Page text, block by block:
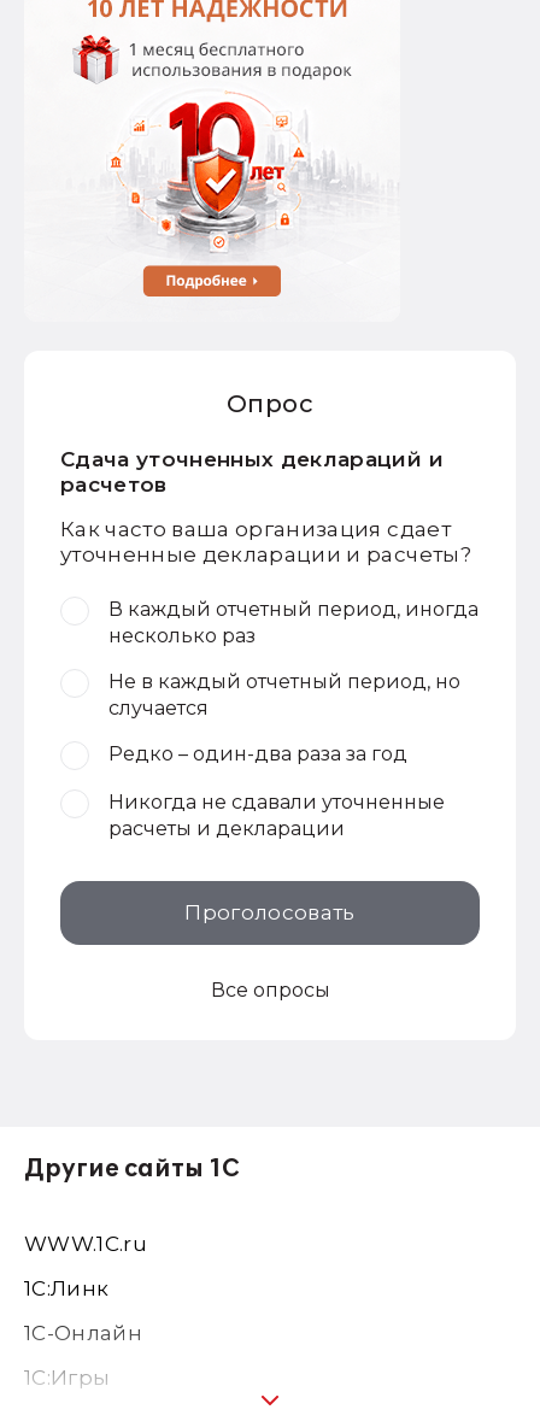
Опрос
Сдача уточненных деклараций и
расчетов
Как часто ваша организация сдает
уточненные декларации и расчеты?
В каждый отчетный период, иногда
несколько раз
Не в каждый отчетный период, но
случается
Редко – один-два раза за год
Никогда не сдавали уточненные
расчеты и декларации
Проголосовать
Все опросы
Другие сайты 1С
WWW.1С.ru
1С:Линк
1С-Онлайн
1C:Игры